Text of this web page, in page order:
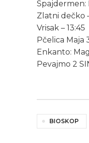
Spajdermen:
Zlatni dečko
Vrisak – 13:45
Pčelica Maja
Enkanto:
Pevajmo 2
BIOSKOP